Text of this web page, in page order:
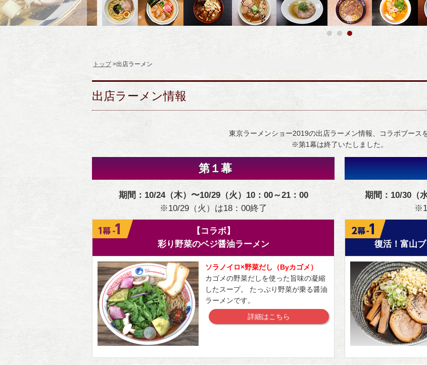
トップ>出店ラーメン
出店ラーメン情報
東京ラーメンショー2019の出店ラーメン情報、コラボブース
※第1幕は終了いたしました。
期間：10/30（
復活！富山
第１幕
期間：10/24（木）〜10/29（火）10：00～21：00
※10/29（火）は18：00終了
【コラボ】
彩り野菜のベジ醤油ラーメン
ソラノイロ×野菜だし（Byカゴメ）
カゴメの野菜だしを使った旨味の凝縮
したスープ。 たっぷり野菜が乗る醤油
ラーメンです。
詳細はこちら